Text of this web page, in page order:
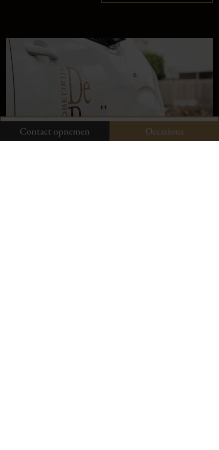
Contact opnemen
Contact opnemen Occasions
klantenvertellen
Plan uw onderhoud
Onze occasions